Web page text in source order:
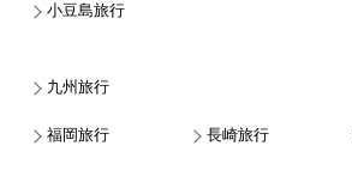
小豆島旅行
九州旅行
福岡旅行 長崎旅行